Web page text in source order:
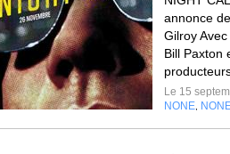
annonce
Gilroy
Bill Paxton
Le 15
NONE